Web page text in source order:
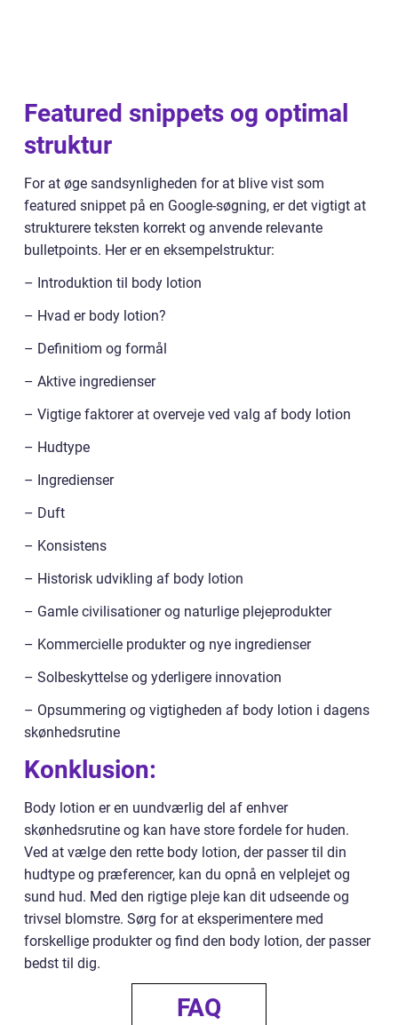
Featured snippets og optimal
struktur
For at øge sandsynligheden for at blive vist som
featured snippet på en Google-søgning, er det vigtigt at
strukturere teksten korrekt og anvende relevante
bulletpoints. Her er en eksempelstruktur:
– Introduktion til body lotion
– Hvad er body lotion?
– Definitiom og formål
– Aktive ingredienser
– Vigtige faktorer at overveje ved valg af body lotion
– Hudtype
– Ingredienser
– Duft
– Konsistens
– Historisk udvikling af body lotion
– Gamle civilisationer og naturlige plejeprodukter
– Kommercielle produkter og nye ingredienser
– Solbeskyttelse og yderligere innovation
– Opsummering og vigtigheden af body lotion i dagens
skønhedsrutine
Konklusion:
Body lotion er en uundværlig del af enhver
skønhedsrutine og kan have store fordele for huden.
Ved at vælge den rette body lotion, der passer til din
hudtype og præferencer, kan du opnå en velplejet og
sund hud. Med den rigtige pleje kan dit udseende og
trivsel blomstre. Sørg for at eksperimentere med
forskellige produkter og find den body lotion, der passer
bedst til dig.
FAQ